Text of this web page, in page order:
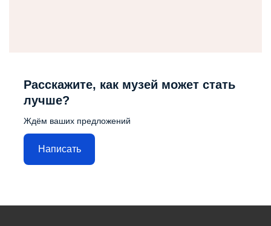
Расскажите, как музей может стать
лучше?
Ждём ваших предложений
Написать